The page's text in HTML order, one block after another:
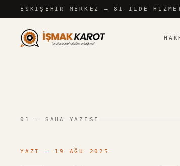
İçeriğe atlaESKIŞEHIR MERKEZ — 81 İLDE
01 — SAHA YAZISI
YAZI — 19 AĞU 2025